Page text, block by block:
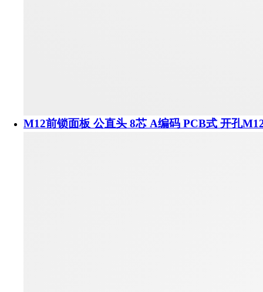
M12前锁面板 公直头 8芯 A编码 PCB式 开孔